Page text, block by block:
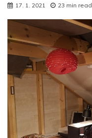
17. 1. 2021 23 min read